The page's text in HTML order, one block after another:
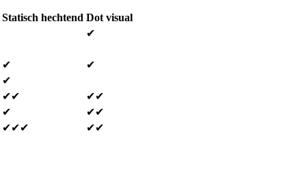
Statisch hechtend Dot visual
✔
✔
✔
✔
✔✔
✔✔
✔
✔✔
✔✔✔ ✔✔